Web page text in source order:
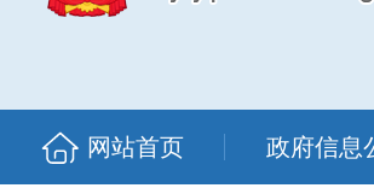
网站首页 政府信息